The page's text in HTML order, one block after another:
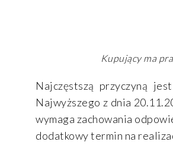
Kupujący ma
Najczęstszą przyczyną
Najwyższego z dnia
wymaga zachowania
dodatkowy termin na